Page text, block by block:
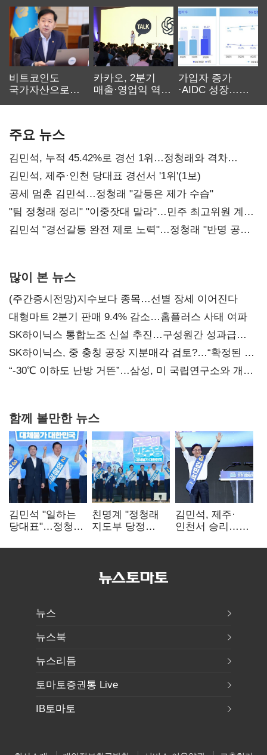
비트코인도
국가자산으로…'
카카오, 2분기
매출·영업익 역대
가입자 증가
·AIDC 성장…
주요 뉴스
김민석, 누적 45.42%로 경선 1위…정청래와 격차
0.86%p(2보)
김민석, 제주·인천 당대표 경선서 '1위'(1보)
공세 멈춘 김민석…정청래 "갈등은 제가 수습"
"팀 정청래 정리" "이중잣대 말라"…민주 최고위원 계파
다툼 격화
김민석 "경선갈등 완전 제로 노력"…정청래 "반명 공세
많이 본 뉴스
(주간증시전망)지수보다 종목…선별 장세 이어진다
대형마트 2분기 판매 9.4% 감소…홈플러스 사태 여파
SK하이닉스 통합노조 신설 추진…구성원간 성과급
불만 확산
SK하이닉스, 중 충칭 공장 지분매각 검토?…“확정된 바
없어”
“-30℃ 이하도 난방 거뜬”…삼성, 미 국립연구소와 개발
함께 볼만한 뉴스
김민석 "일하는
당대표"…정청래
중요"
친명계 "정청래
지도부 당정
"신천지 오물
김민석, 제주·
인천서 승리…
탈환'(종합)
뉴스
뉴스북
뉴스리듬
토마토증권통 Live
IB토마토